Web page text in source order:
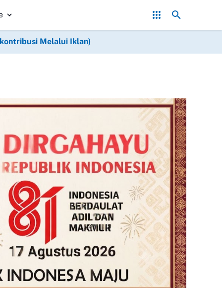
Syukur Kepada Allah SWT Atas Keberhasilan Pembuatan Sumur
Melalui Iklan)